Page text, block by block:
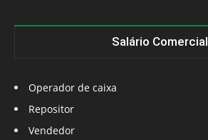
Salário Comercial
Operador de caixa
Repositor
Vendedor